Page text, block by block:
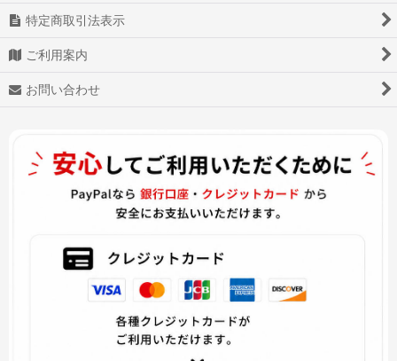
特定商取引法表示
ご利用案内
お問い合わせ